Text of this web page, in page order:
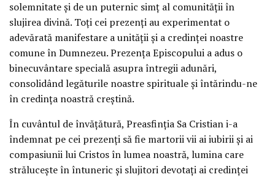
solemnitate și de un puternic simț al comunității în
slujirea divină. Toți cei prezenți au experimentat o
adevărată manifestare a unității și a credinței noastre
comune în Dumnezeu. Prezența Episcopului a adus o
binecuvântare specială asupra întregii adunări,
consolidând legăturile noastre spirituale și întărindu-ne
în credința noastră creștină.
În cuvântul de învățătură, Preasfinția Sa Cristian i-a
îndemnat pe cei prezenți să fie martorii vii ai iubirii și ai
compasiunii lui Cristos în lumea noastră, lumina care
strălucește în întuneric și slujitori devotați ai credinței